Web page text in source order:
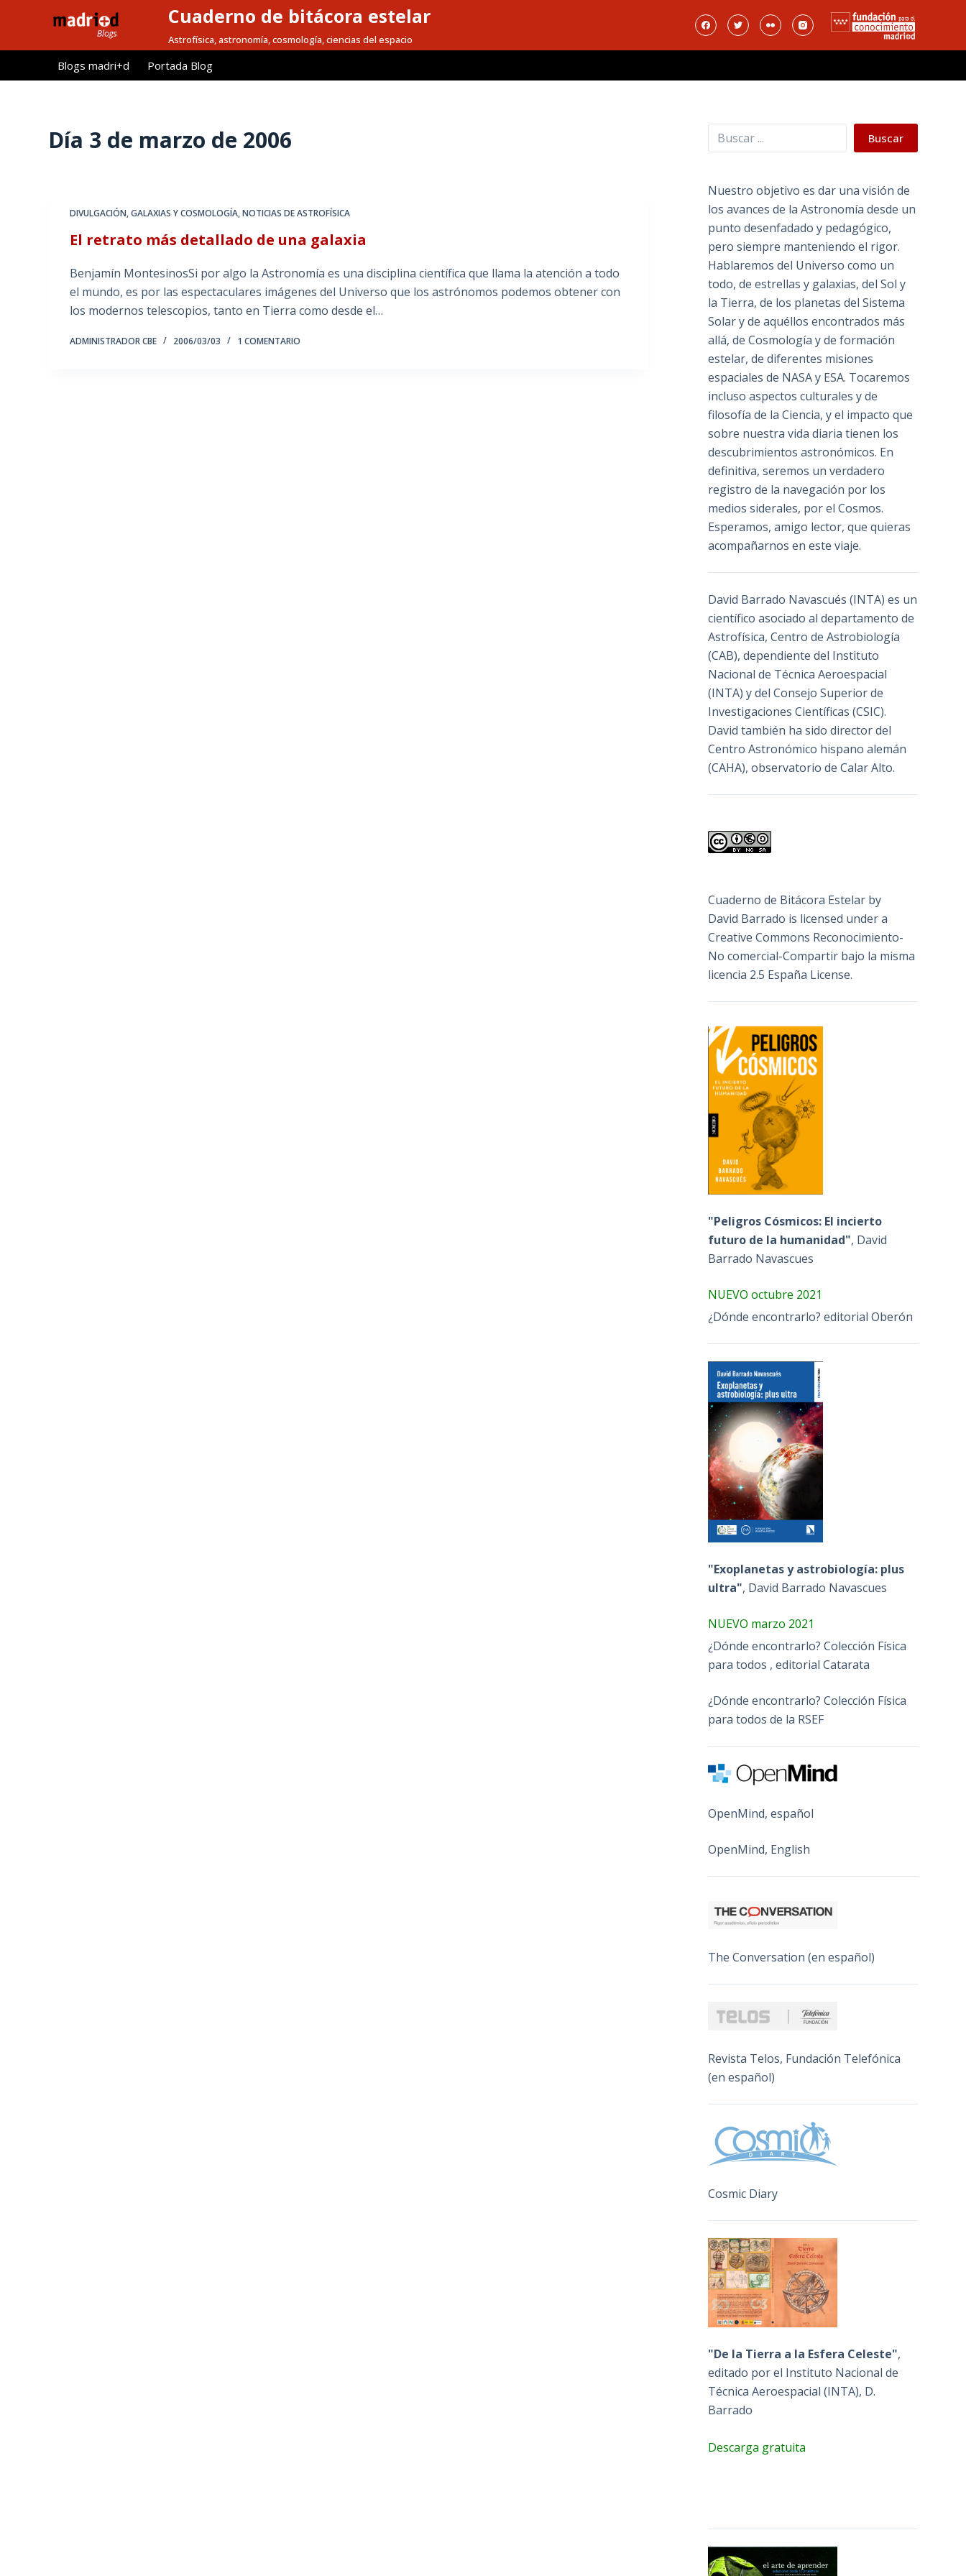
l
Cuaderno de bitácora estelar
Astrofísica, astronomía, cosmología, ciencias del espacio
Blogs madri+d Portada Blog
Día 3 de marzo de 2006
DIVULGACIÓN,GALAXIAS Y COSMOLOGÍA,NOTICIAS DE ASTROFÍSICA
El retrato más detallado de una galaxia
Benjamín MontesinosSi por algo la Astronomía es una disciplina científica que llama la atención a todo
el mundo, es por las espectaculares imágenes del Universo que los astrónomos podemos obtener con
los modernos telescopios, tanto en Tierra como desde el…
ADMINISTRADOR CBE 2006/03/03 1 COMENTARIO
Buscar Buscar
Nuestro objetivo es dar una visión de
los avances de la Astronomía desde un
punto desenfadado y pedagógico,
pero siempre manteniendo el rigor.
Hablaremos del Universo como un
todo, de estrellas y galaxias, del Sol y
la Tierra, de los planetas del Sistema
Solar y de aquéllos encontrados más
allá, de Cosmología y de formación
estelar, de diferentes misiones
espaciales de NASA y ESA. Tocaremos
incluso aspectos culturales y de
filosofía de la Ciencia, y el impacto que
sobre nuestra vida diaria tienen los
descubrimientos astronómicos. En
definitiva, seremos un verdadero
registro de la navegación por los
medios siderales, por el Cosmos.
Esperamos, amigo lector, que quieras
acompañarnos en este viaje.
David Barrado Navascués (INTA) es un
científico asociado al departamento de
Astrofísica, Centro de Astrobiología
(CAB), dependiente del Instituto
Nacional de Técnica Aeroespacial
(INTA) y del Consejo Superior de
Investigaciones Científicas (CSIC).
David también ha sido director del
Centro Astronómico hispano alemán
(CAHA), observatorio de Calar Alto.
Cuaderno de Bitácora Estelar by
David Barrado is licensed under a
Creative Commons Reconocimiento-
No comercial-Compartir bajo la misma
licencia 2.5 España License.
"Peligros Cósmicos: El incierto
futuro de la humanidad", David
Barrado Navascues
NUEVO octubre 2021
¿Dónde encontrarlo? editorial Oberón
"Exoplanetas y astrobiología: plus
ultra", David Barrado Navascues
NUEVO marzo 2021
¿Dónde encontrarlo? Colección Física
para todos , editorial Catarata
¿Dónde encontrarlo? Colección Física
para todos de la RSEF
OpenMind, español
OpenMind, English
The Conversation (en español)
Revista Telos, Fundación Telefónica
(en español)
Cosmic Diary
"De la Tierra a la Esfera Celeste",
editado por el Instituto Nacional de
Técnica Aeroespacial (INTA), D.
Barrado
Descarga gratuita